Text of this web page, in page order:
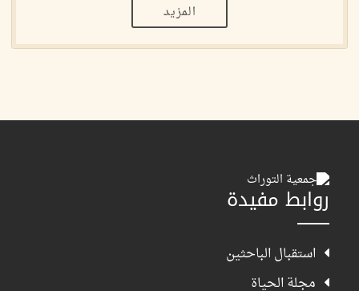
المزيد
روابط مفيدة
استقبال الباحثين
مجلة الحياة